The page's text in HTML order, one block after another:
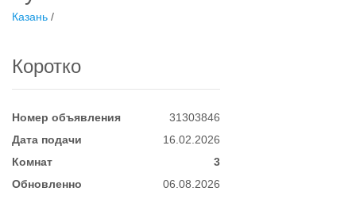
Казань /
Коротко
Номер объявления
31303846
Дата подачи
16.02.2026
Комнат
3
Обновленно
06.08.2026